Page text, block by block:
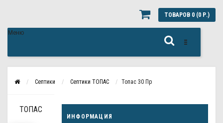
ТОВАРОВ 0 (0 Р.)
Меню
Септики Септики ТОПАС Топас 30 Пр
ИНФОРМАЦИЯ
ТОПАС